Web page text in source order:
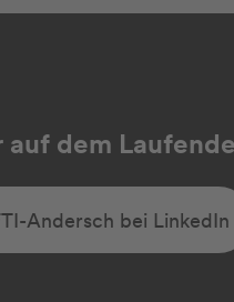
auf dem
Andersch bei LinkedIn